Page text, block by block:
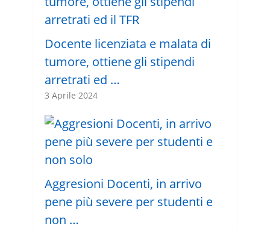
Docente licenziata e malata di
tumore, ottiene gli stipendi
arretrati ed …
3 Aprile 2024
Aggresioni Docenti, in arrivo
pene più severe per studenti e
non …